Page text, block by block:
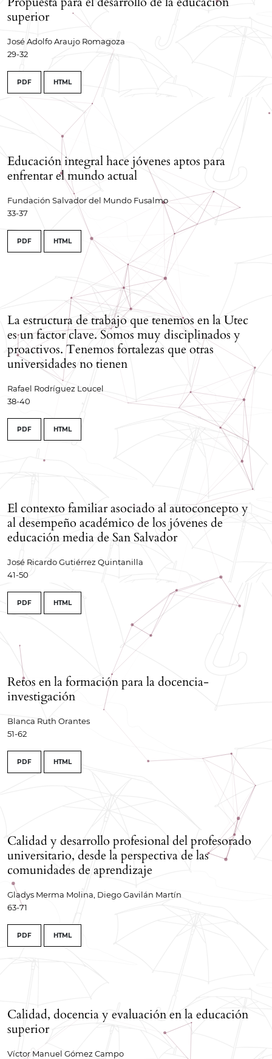
superior
José Adolfo Araujo Romagoza
29-32
PDF HTML
Educación integral hace jóvenes aptos para
enfrentar el mundo actual
Fundación Salvador del Mundo Fusalmo
33-37
PDF HTML
La estructura de trabajo que tenemos en la Utec
es un factor clave. Somos muy disciplinados y
proactivos. Tenemos fortalezas que otras
universidades no tienen
Rafael Rodríguez Loucel
38-40
PDF HTML
El contexto familiar asociado al autoconcepto y
al desempeño académico de los jóvenes de
educación media de San Salvador
José Ricardo Gutiérrez Quintanilla
41-50
PDF HTML
Retos en la formación para la docencia-
investigación
Blanca Ruth Orantes
51-62
PDF HTML
Calidad y desarrollo profesional del profesorado
universitario, desde la perspectiva de las
comunidades de aprendizaje
Gladys Merma Molina, Diego Gavilán Martín
63-71
PDF HTML
Calidad, docencia y evaluación en la educación
superior
Víctor Manuel Gómez Campo